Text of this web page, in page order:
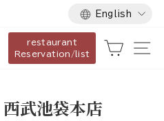
Language
English
restaurant
Reservation/list
Cart
武池袋本店